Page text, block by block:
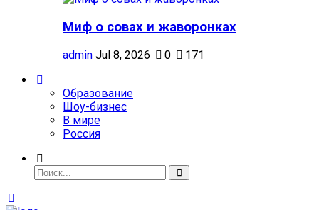
Миф о совах и жаворонках
admin Jul 8, 2026 0 171
Образование
Шоу-бизнес
В мире
Россия